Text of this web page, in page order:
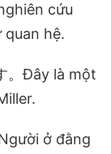
cứu
hệ.
。Đây là một
ở đằng